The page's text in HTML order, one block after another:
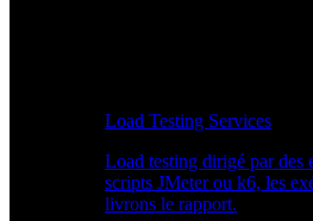
Load Testing Services
Load testing dirigé par des
scripts JMeter ou k6, les
livrons le rapport.